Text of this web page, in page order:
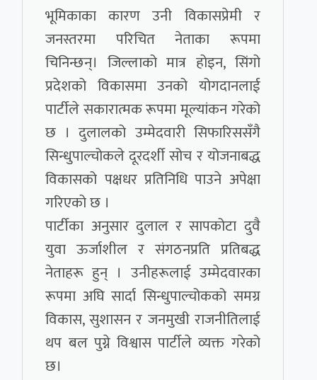
भूमिकाका कारण उनी विकासप्रेमी र
जनस्तरमा परिचित नेताका रूपमा
चिनिन्छन्। जिल्लाको मात्र होइन, सिंगो
प्रदेशको विकासमा उनको योगदानलाई
पार्टीले सकारात्मक रूपमा मूल्यांकन गरेको
छ । दुलालको उम्मेदवारी सिफारिससँगै
सिन्धुपाल्चोकले दूरदर्शी सोच र योजनाबद्ध
विकासको पक्षधर प्रतिनिधि पाउने अपेक्षा
गरिएको छ ।
पार्टीका अनुसार दुलाल र सापकोटा दुवै
युवा ऊर्जाशील र संगठनप्रति प्रतिबद्ध
नेताहरू हुन् । उनीहरूलाई उम्मेदवारका
रूपमा अघि सार्दा सिन्धुपाल्चोकको समग्र
विकास, सुशासन र जनमुखी राजनीतिलाई
थप बल पुग्ने विश्वास पार्टीले व्यक्त गरेको
छ।